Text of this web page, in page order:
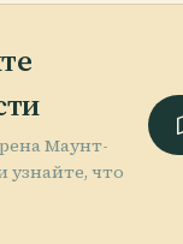
Маунт-
узнайте, что